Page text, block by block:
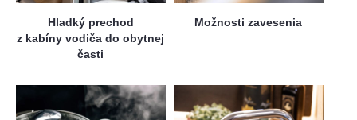
Hladký prechod
z kabíny vodiča do obytnej
časti
Možnosti zavesenia